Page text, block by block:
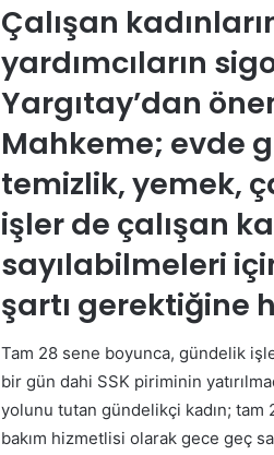
Çalışan
yardımcıların
Yargıtay’dan
Mahkeme; evde
temizlik, yemek,
işler de çalışan
sayılabilmeleri
şartı gerektiğine
Tam 28 sene boyunca, gündelik
bir gün dahi SSK piriminin
yolunu tutan gündelikçi kadın; tam
bakım hizmetlisi olarak gece geç